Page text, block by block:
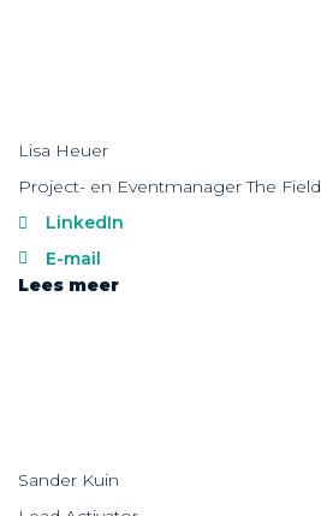
Lisa Heuer
Project- en Eventmanager The Field
LinkedIn
E-mail
Lees meer
Sander Kuin